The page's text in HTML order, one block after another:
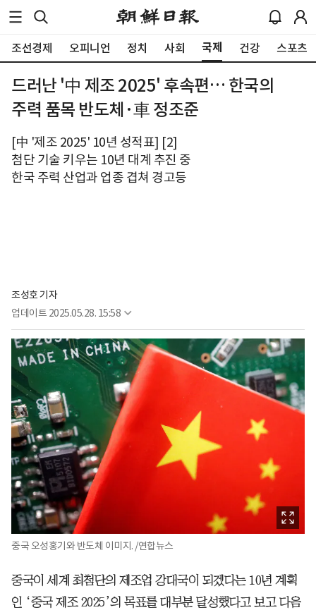
조선경제 오피니언 정치 사회 국제 건강 스포츠
드러난 '中 제조 2025' 후속편… 한국의
주력 품목 반도체·車 정조준
[中 '제조 2025' 10년 성적표] [2]
첨단 기술 키우는 10년 대계 추진 중
한국 주력 산업과 업종 겹쳐 경고등
조성호 기자
업데이트 2025.05.28. 15:58
중국 오성홍기와 반도체 이미지. /연합뉴스
중국이 세계 최첨단의 제조업 강대국이 되겠다는 10년 계획
인 ‘중국 제조 2025’의 목표를 대부분 달성했다고 보고 다음